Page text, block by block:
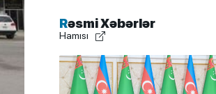
Rəsmi Xəbərlər
Hamısı